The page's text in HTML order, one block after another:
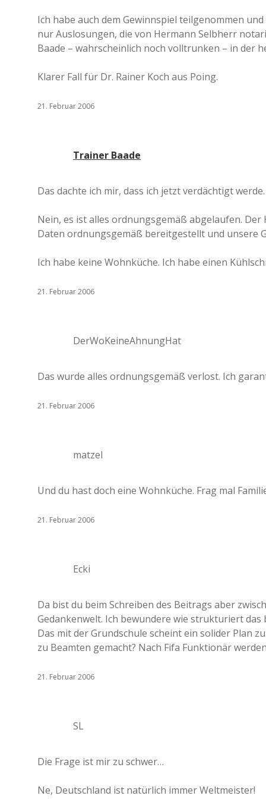
Ich habe auch dem Gewinnspiel teilgenommen
nur Auslosungen, die von Hermann Selbherr
Baade – wahrscheinlich noch volltrunken – in der
Klarer Fall für Dr. Rainer Koch aus Poing.
21. Februar 2006
Trainer Baade
Das dachte ich mir, dass ich jetzt verdächtigt werde.
Nein, es ist alles ordnungsgemäß abgelaufen.
Daten ordnungsgemäß bereitgestellt und unsere
Ich habe keine Wohnküche. Ich habe einen
21. Februar 2006
DerWoKeineAhnungHat
Das wurde alles ordnungsgemäß verlost. Ich
21. Februar 2006
matzel
Und du hast doch eine Wohnküche. Frag mal
21. Februar 2006
Ecki
Da bist du beim Schreiben des Beitrags aber
Gedankenwelt. Ich bewundere wie strukturiert
Das mit der Grundschule scheint ein solider Plan
zu Beamten gemacht? Nach Fifa Funktionär
21. Februar 2006
SL
Die Frage ist mir zu schwer…
Ne, Deutschland ist natürlich immer Weltmeister!